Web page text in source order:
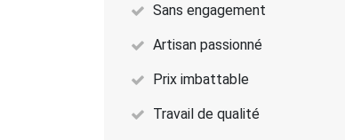
Sans engagement
Artisan passionné
Prix imbattable
Travail de qualité